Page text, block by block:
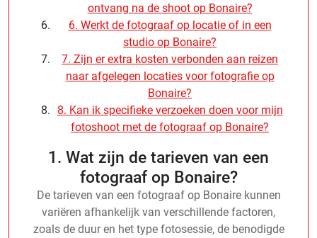
ontvang na de shoot op Bonaire?
6. Werkt de fotograaf op locatie of in een
studio op Bonaire?
7. Zijn er extra kosten verbonden aan reizen
naar afgelegen locaties voor fotografie op
Bonaire?
8. Kan ik specifieke verzoeken doen voor mijn
fotoshoot met de fotograaf op Bonaire?
1. Wat zijn de tarieven van een
fotograaf op Bonaire?
De tarieven van een fotograaf op Bonaire kunnen
variëren afhankelijk van verschillende factoren,
zoals de duur en het type fotosessie, de benodigde